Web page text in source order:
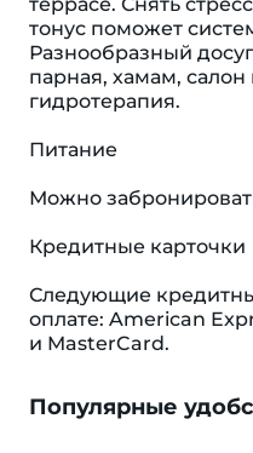
тонус поможет
Разнообразный
парная, хамам,
гидротерапия.
Питание
Можно
Кредитные карточки
Следующие
оплате: American
и MasterCard.
Популярные